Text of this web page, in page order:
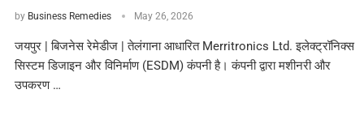
by Business Remedies May 26, 2026
जयपुर | बिजनेस रेमेडीज | तेलंगाना आधारित Merritronics Ltd. इलेक्ट्रॉनिक्स
सिस्टम डिजाइन और विनिर्माण (ESDM) कंपनी है। कंपनी द्वारा मशीनरी और
उपकरण …